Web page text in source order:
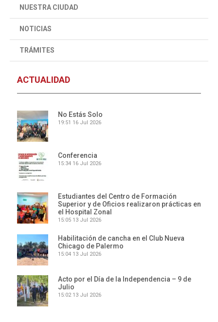
NUESTRA CIUDAD
NOTICIAS
TRÁMITES
ACTUALIDAD
No Estás Solo
19:51 16 Jul 2026
Conferencia
15:34 16 Jul 2026
Estudiantes del Centro de Formación
Superior y de Oficios realizaron prácticas en
el Hospital Zonal
15:05 13 Jul 2026
Habilitación de cancha en el Club Nueva
Chicago de Palermo
15:04 13 Jul 2026
Acto por el Día de la Independencia – 9 de
Julio
15:02 13 Jul 2026